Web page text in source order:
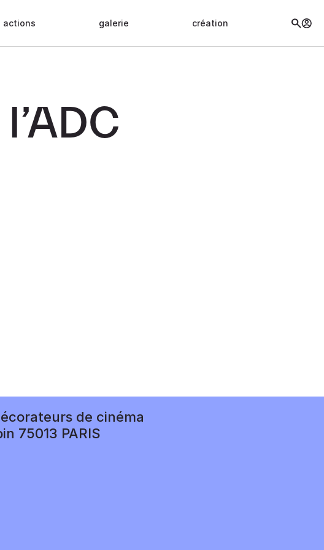
actions galerie création
de cinéma
75013 PARIS